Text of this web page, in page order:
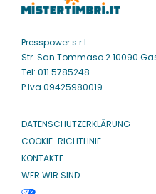
Presspower s.r.l
Str. San Tommaso 2 10090
Tel: 011.5785248
P.Iva 09425980019
DATENSCHUTZERKLÄRUNG
COOKIE-RICHTLINIE
KONTAKTE
WER WIR SIND